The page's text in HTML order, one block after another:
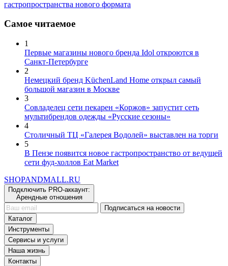
Самое читаемое
1
Первые магазины нового бренда Idol откроются в
Санкт-Петербурге
2
Немецкий бренд KüchenLand Home открыл самый
большой магазин в Москве
3
Совладелец сети пекарен «Коржов» запустит сеть
мультибрендов одежды «Русские сезоны»
4
Столичный ТЦ «Галерея Водолей» выставлен на торги
5
В Пензе появится новое гастропространство от ведущей
сети фуд-холлов Eat Market
SHOP ANDMALL.RU
Подключить PRO-аккаунт:
Арендные отношения
Подписаться на новости
Каталог
Инструменты
Сервисы и услуги
Наша жизнь
Контакты